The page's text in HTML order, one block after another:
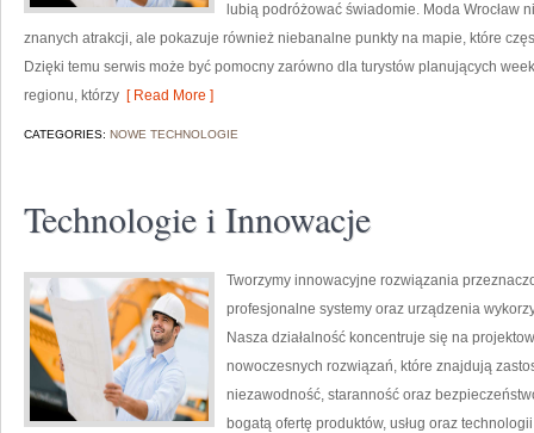
lubią podróżować świadomie. Moda Wrocław
znanych atrakcji, ale pokazuje również niebanalne punkty na mapie, które
Dzięki temu serwis może być pomocny zarówno dla turystów planujących
regionu, którzy [ Read More ]
CATEGORIES: NOWE TECHNOLOGIE
Technologie i Innowacje
Tworzymy innowacyjne rozwiązania
profesjonalne systemy oraz urządzenia
Nasza działalność koncentruje się na
nowoczesnych rozwiązań, które znajdują
niezawodność, staranność oraz
bogatą ofertę produktów, usług oraz